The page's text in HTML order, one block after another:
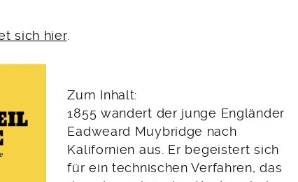
sich hier.
Zum Inhalt:
1855 wandert der junge Engländer
Eadweard Muybridge nach
Kalifornien aus. Er begeistert sich
für ein technischen Verfahren, das